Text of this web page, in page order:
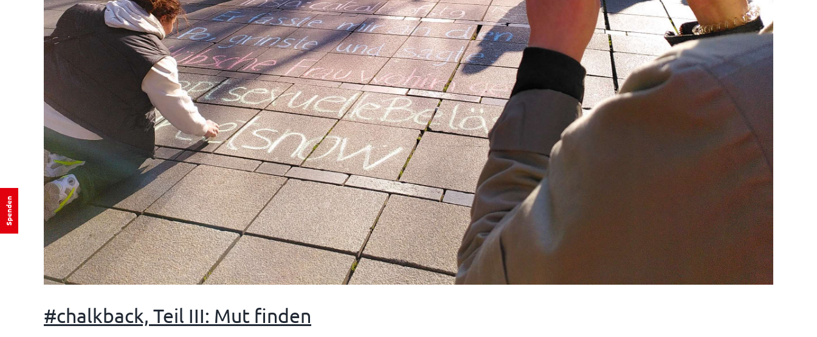
#chalkback, Teil III: Mut finden
Spenden